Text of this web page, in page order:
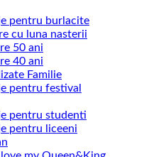
pentru burlacite
cu luna nasterii
50 ani
40 ani
Familie
pentru festival
pentru studenti
pentru liceeni